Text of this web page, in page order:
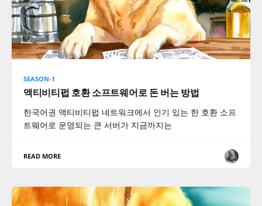
SEASON-1
액티비티펍 호환 소프트웨어로 돈 버는 방법
한국어권 액티비티펍 네트워크에서 인기 있는 한 호환 소프
트웨어로 운영되는 큰 서버가 지금까지는
READ MORE